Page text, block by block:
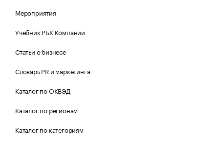
Мероприятия
Учебник РБК Компании
Статьи о бизнесе
Словарь PR и маркетинга
Каталог по ОКВЭД
Каталог по регионам
Каталог по категориям